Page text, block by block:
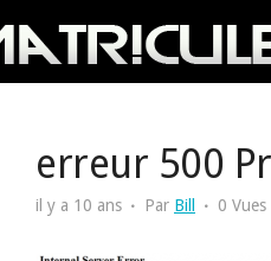
erreur 500
il y a 10 ans Par Bill 0 Vues